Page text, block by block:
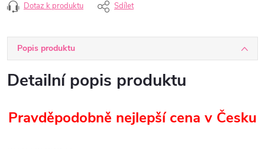
Dotaz k produktu Sdílet
Popis produktu
Detailní popis produktu
Pravděpodobně nejlepší cena v Česku